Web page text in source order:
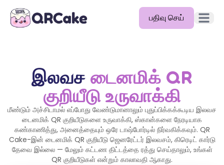
பதிவு செய்
விலை
வலைப்பதிவு
ஆவணங்கள்
உதவி
இலவச டைனமிக் QR
குறியீடு உருவாக்கி
மீண்டும் அச்சிடாமல் எப்போது வேண்டுமானாலும் புதுப்பிக்கக்கூடிய இலவச
டைனமிக் QR குறியீடுகளை உருவாக்கி, ஸ்கான்களை நேரடியாக
கண்காணித்து, அனைத்தையும் ஒரே டாஷ்போர்டில் நிர்வகிக்கவும். QR
Cake-இன் டைனமிக் QR குறியீடு ஜெனரேட்டர் இலவசம், கிரெடிட் கார்டு
தேவை இல்லை — மேலும் கட்டண திட்டத்தை ரத்து செய்தாலும், உங்கள்
QR குறியீடுகள் என்றும் காலாவதி ஆகாது.